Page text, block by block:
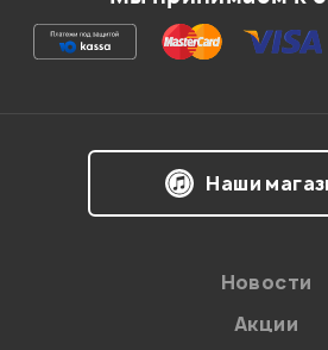
Наши
Новости
Акции